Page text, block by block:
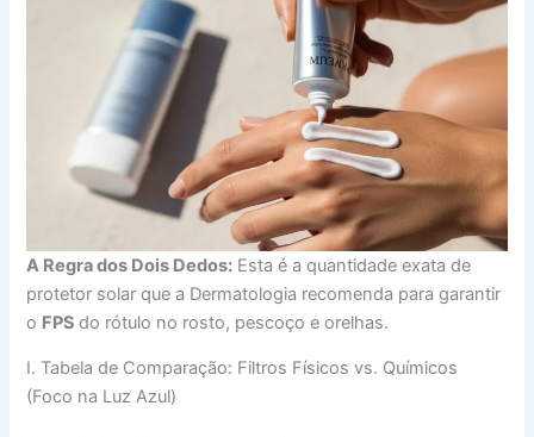
A Regra dos Dois Dedos: Esta é a quantidade exata de
protetor solar que a Dermatologia recomenda para garantir
o FPSdo rótulo no rosto, pescoço e orelhas.
I. Tabela de Comparação: Filtros Físicos vs. Químicos
(Foco na Luz Azul)